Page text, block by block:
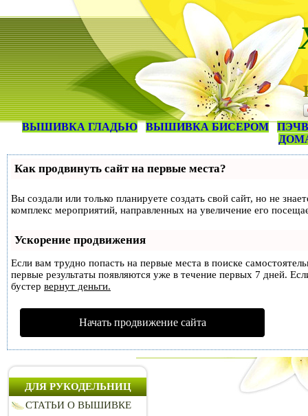
ВЫШИВКА ГЛАДЬЮ ВЫШИВКА БИСЕРОМ
Как продвинуть сайт на первые места?
Вы создали или только планируете создать свой сайт, но не
комплекс мероприятий, направленных на увеличение его
Ускорение продвижения
Если вам трудно попасть на первые места в поиске
первые результаты появляются уже в течение первых 7 дней.
бустер вернут деньги.
Начать продвижение сайта
ДЛЯ РУКОДЕЛЬНИЦ
СТАТЬИ О ВЫШИВКЕ